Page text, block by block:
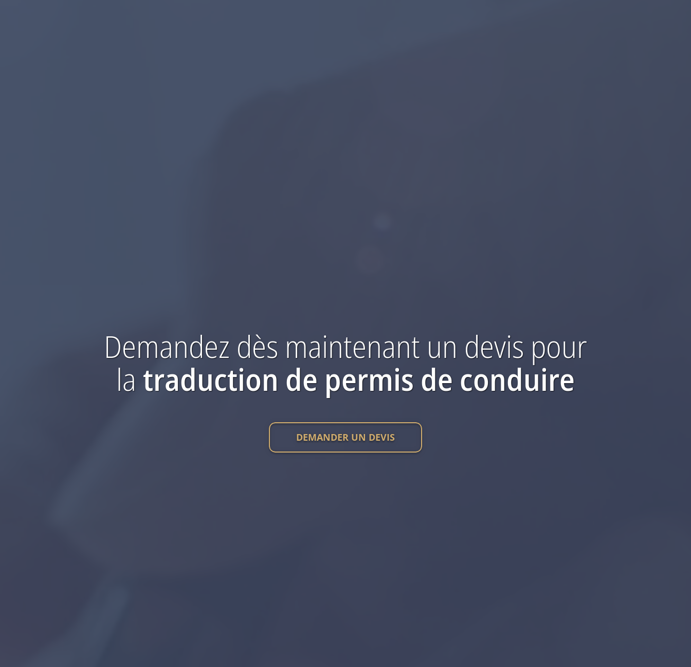
Demandez dès maintenant un devis pour
la traduction de permis de conduire
DEMANDER UN DEVIS